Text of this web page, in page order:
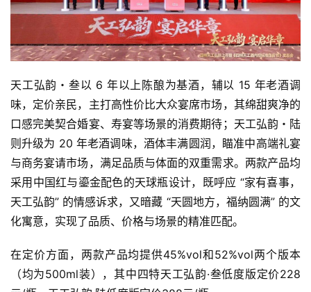
天工弘韵・叁以 6 年以上陈酿为基酒，辅以 15 年老酒调
味，定价亲民，主打高性价比大众宴席市场，其绵甜爽净的
口感完美契合婚宴、寿宴等场景的消费期待；天工弘韵・陆
则升级为 20 年老酒调味，酒体丰满圆润，瞄准中高端礼宴
与商务宴请市场，满足品质与体面的双重需求。两款产品均
采用中国红与鎏金配色的天球瓶设计，既呼应 “家有喜事，
天工弘韵” 的情感诉求，又暗藏 “天圆地方，福纳圆满” 的文
化寓意，实现了品质、价格与场景的精准匹配。
在定价方面，两款产品均提供45%vol和52%vol两个版本
（均为500ml装），其中四特天工弘韵·叁低度版定价228